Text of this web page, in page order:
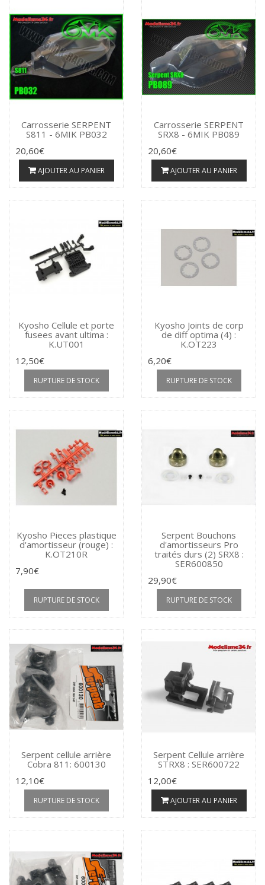
Carrosserie SERPENT
S811 - 6MIK PB032
20,60€
AJOUTER AU PANIER
Carrosserie SERPENT
SRX8 - 6MIK PB089
20,60€
AJOUTER AU PANIER
Kyosho Cellule et porte
fusees avant ultima :
K.UT001
12,50€
RUPTURE DE STOCK
Kyosho Joints de corp
de diff optima (4) :
K.OT223
6,20€
RUPTURE DE STOCK
Kyosho Pieces plastique
d'amortisseur (rouge) :
K.OT210R
7,90€
RUPTURE DE STOCK
Serpent Bouchons
d'amortisseurs Pro
traités durs (2) SRX8 :
SER600850
29,90€
RUPTURE DE STOCK
Serpent cellule arrière
Cobra 811: 600130
12,10€
RUPTURE DE STOCK
Serpent Cellule arrière
STRX8 : SER600722
12,00€
AJOUTER AU PANIER